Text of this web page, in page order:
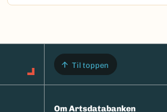
Til toppen
Om Artsdatabanken